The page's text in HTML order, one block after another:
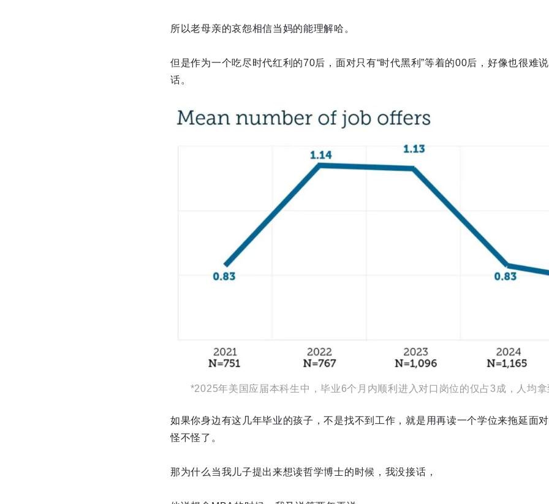
所以老母亲的哀怨相信当妈的能理解哈。
但是作为一个吃尽时代红利的70后，面对只有“时代黑利”等着的00后，好像也很难
话。
*2025年美国应届本科生中，毕业6个月内顺利进入对口岗位的仅占3成，人均
如果你身边有这几年毕业的孩子，不是找不到工作，就是用再读一个学位来拖延面
怪不怪了。
那为什么当我儿子提出来想读哲学博士的时候，我没接话，